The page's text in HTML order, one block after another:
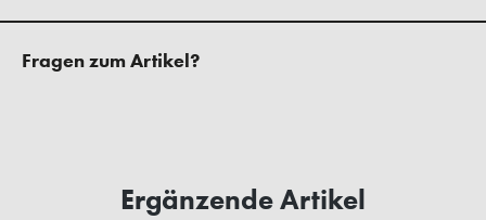
Fragen zum Artikel?
Ergänzende Artikel